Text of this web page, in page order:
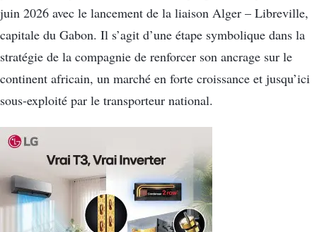
juin 2026 avec le lancement de la liaison Alger – Libreville,
capitale du Gabon. Il s’agit d’une étape symbolique dans la
stratégie de la compagnie de renforcer son ancrage sur le
continent africain, un marché en forte croissance et jusqu’ici
sous-exploité par le transporteur national.